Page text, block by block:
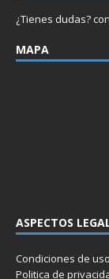
¿Tienes dudas?
MAPA
ASPECTOS
Condiciones de uso
Politica de